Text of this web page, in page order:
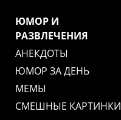
ЮМОР И
РАЗВЛЕЧЕНИЯ
АНЕКДОТЫ
ЮМОР ЗА ДЕНЬ
МЕМЫ
СМЕШНЫЕ КАРТИНКИ